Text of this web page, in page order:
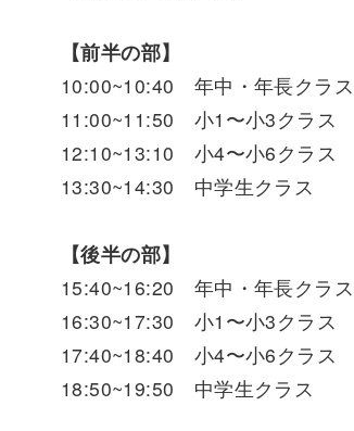
【前半の部】
10:00~10:40 年中・年長クラス
11:00~11:50 小1〜小3クラス
12:10~13:10 小4〜小6クラス
13:30~14:30 中学生クラス
【後半の部】
15:40~16:20 年中・年長クラス
16:30~17:30 小1〜小3クラス
17:40~18:40 小4〜小6クラス
18:50~19:50 中学生クラス